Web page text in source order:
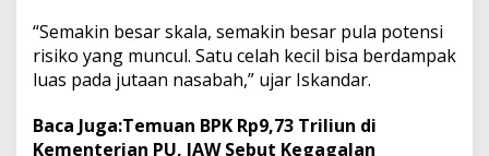
“Semakin besar skala, semakin besar pula potensi
risiko yang muncul. Satu celah kecil bisa berdampak
luas pada jutaan nasabah,” ujar Iskandar.
Baca Juga:Temuan BPK Rp9,73 Triliun di
Kementerian PU, IAW Sebut Kegagalan